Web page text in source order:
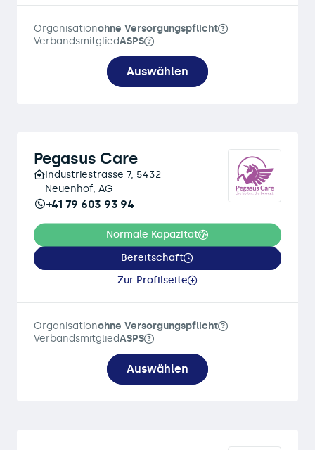
Organisationohne Versorgungspflicht
VerbandsmitgliedASPS
Auswählen
Pegasus Care
Industriestrasse 7, 5432
Neuenhof, AG
+41 79 603 93 94
Normale Kapazität
Bereitschaft
Zur Profilseite
Organisationohne Versorgungspflicht
VerbandsmitgliedASPS
Auswählen